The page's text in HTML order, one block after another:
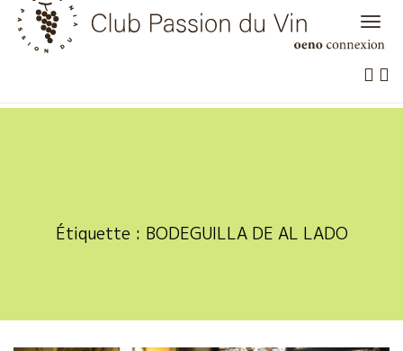
Skip
content
Étiquette : BODEGUILLA DE AL LADO